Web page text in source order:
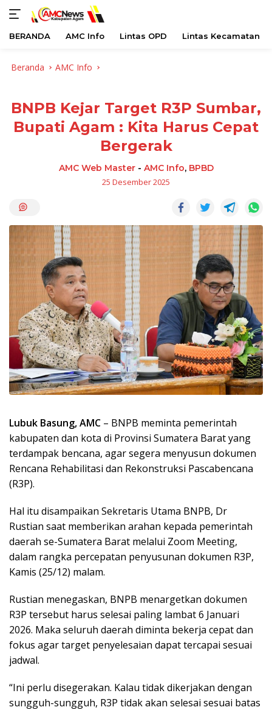
BERANDA AMC Info Lintas OPD Lintas Kecamatan
Beranda AMC Info
BNPB Kejar Target R3P Sumbar,
Bupati Agam : Kita Harus Cepat
Bergerak
AMC Web Master- AMC Info, BPBD
25 Desember 2025
Lubuk Basung, AMC – BNPB meminta pemerintah
kabupaten dan kota di Provinsi Sumatera Barat yang
terdampak bencana, agar segera menyusun dokumen
Rencana Rehabilitasi dan Rekonstruksi Pascabencana
(R3P).
Hal itu disampaikan Sekretaris Utama BNPB, Dr
Rustian saat memberikan arahan kepada pemerintah
daerah se-Sumatera Barat melalui Zoom Meeting,
dalam rangka percepatan penyusunan dokumen R3P,
Kamis (25/12) malam.
Rustian menegaskan, BNPB menargetkan dokumen
R3P tersebut harus selesai paling lambat 6 Januari
2026. Maka seluruh daerah diminta bekerja cepat dan
fokus agar target penyelesaian dapat tercapai sesuai
jadwal.
“Ini perlu disegerakan. Kalau tidak dikerjakan dengan
sungguh-sungguh, R3P tidak akan selesai sesuai batas